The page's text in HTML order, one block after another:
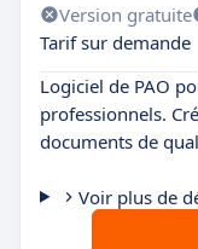
Version gratuite
Tarif sur demande
Logiciel de PAO
professionnels.
documents de
Voir plus de